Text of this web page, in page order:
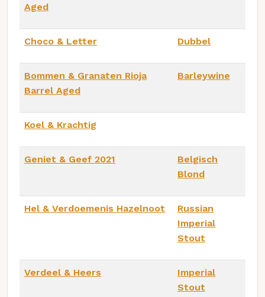
Aged
Choco & Letter Dubbel
Bommen & Granaten Rioja
Barrel Aged
Barleywine
Koel & Krachtig
Geniet & Geef 2021
Belgisch
Blond
Hel & Verdoemenis Hazelnoot
Russian
Imperial
Stout
Verdeel & Heers
Imperial
Stout